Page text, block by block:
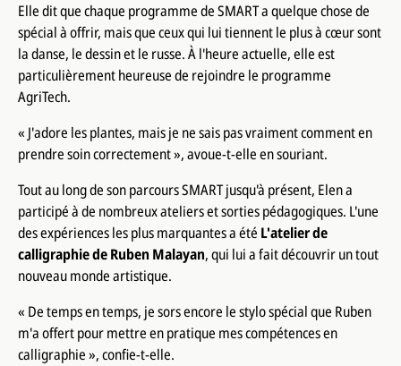
Elle dit que chaque programme de SMART a quelque chose de
spécial à offrir, mais que ceux qui lui tiennent le plus à cœur sont
la danse, le dessin et le russe. À l'heure actuelle, elle est
particulièrement heureuse de rejoindre le programme
AgriTech.
« J'adore les plantes, mais je ne sais pas vraiment comment en
prendre soin correctement », avoue-t-elle en souriant.
Tout au long de son parcours SMART jusqu'à présent, Elen a
participé à de nombreux ateliers et sorties pédagogiques. L'une
des expériences les plus marquantes a été L'atelier de
calligraphie de Ruben Malayan, qui lui a fait découvrir un tout
nouveau monde artistique.
« De temps en temps, je sors encore le stylo spécial que Ruben
m'a offert pour mettre en pratique mes compétences en
calligraphie », confie-t-elle.